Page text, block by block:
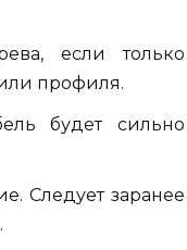
если только
профиля.
будет сильно
Следует заранее